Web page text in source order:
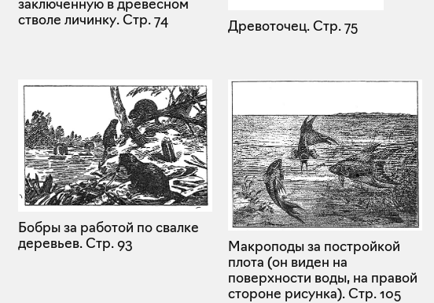
заключенную в древесном
стволе личинку. Стр. 74 Древоточец. Стр. 75
Бобры за работой по свалке
деревьев. Стр. 93
Макроподы за постройкой
плота (он виден на
поверхности воды, на правой
стороне рисунка). Стр. 105